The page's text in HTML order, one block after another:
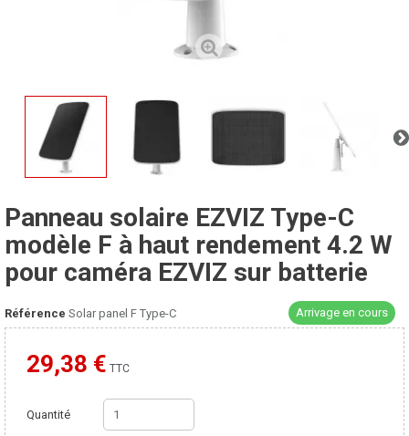
Panneau solaire EZVIZ Type-C
modèle F à haut rendement 4.2 W
pour caméra EZVIZ sur batterie
Référence Solar panel F Type-C Arrivage en cours
29,38 € TTC
Moins cher ailleurs ?
Quantité